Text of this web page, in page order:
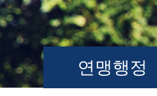
연맹행정